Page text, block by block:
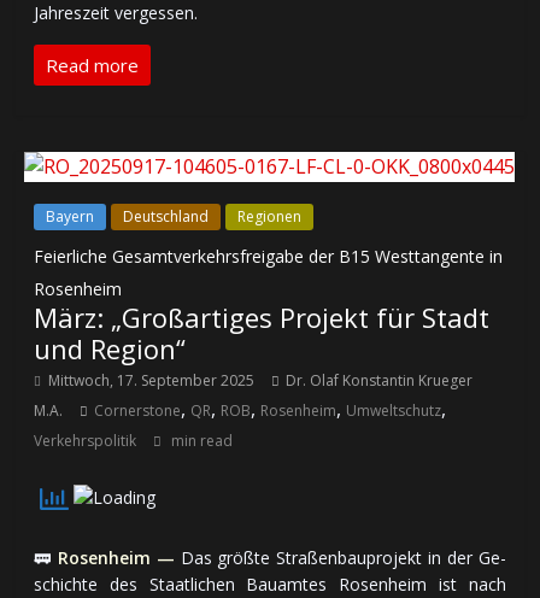
Jahres­zeit vergessen.
Read more
Bayern Deutschland Regionen
Feierliche Gesamtverkehrsfreigabe der B15 Westtangente in
Rosenheim
März: „Großartiges Projekt für Stadt
und Region“
Mittwoch, 17. September 2025
Dr. Olaf Konstantin Krueger
M.A.
Cornerstone, QR, ROB, Rosenheim, Umweltschutz,
Verkehrspolitik min read
🚃 Rosenheim — Das grö­ßte Straßen­bau­pro­jekt in der Ge­
schich­te des Staat­li­chen Bau­amtes Rosenheim ist nach